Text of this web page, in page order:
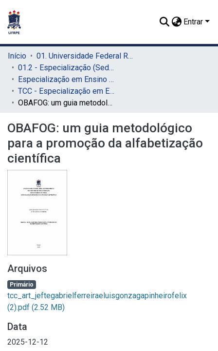
Entrar
Início
01. Universidade Federal Rural de Pernambuco - UFRPE (Sede)
01.2 - Especialização (Sede)
Especialização em Ensino de Astronomia e Ciências Afins (Sede)
TCC - Especialização em Ensino de Astronomia e Ciências Afins (Sede)
OBAFOG: um guia metodológico para a promoção da alfabetização científica
OBAFOG: um guia metodológico
para a promoção da alfabetização
científica
Arquivos
Primário
tcc_art_jeftegabrielferreiraeluisgonzagapinheirofelix
(2).pdf (2.52 MB)
Data
2025-12-12